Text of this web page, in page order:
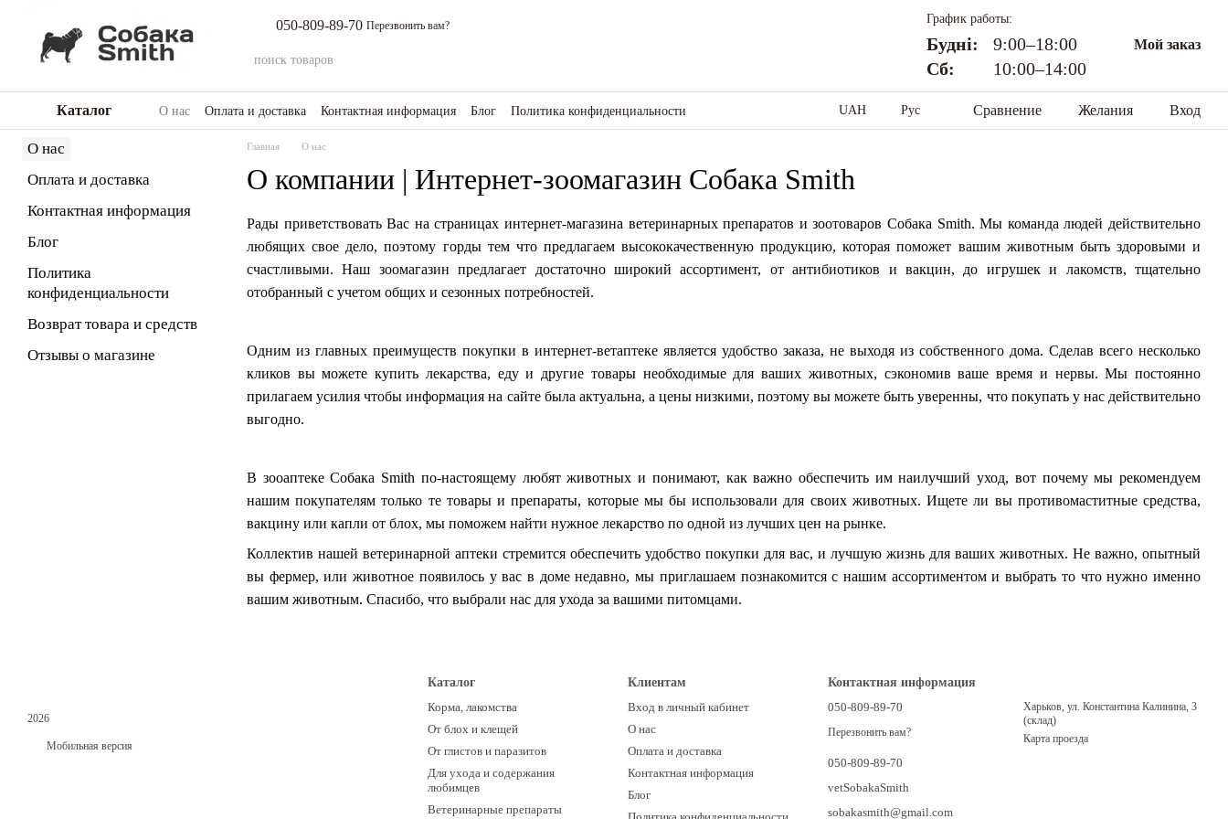
050-809-89-70 Перезвонить вам?
График работы:
Будні:
9:00–18:00
Сб:
10:00–14:00
Мой заказ
Каталог О нас Оплата и доставка Контактная информация Блог
Политика конфиденциальности
Возврат товара и средств
Отзывы о магазине
UAH Рус Сравнение Желания Вход
Главная О нас
О компании | Интернет-зоомагазин Собака Smith
Рады приветствовать Вас на страницах интернет-магазина ветеринарных препаратов и зоотоваров Собака Smith. Мы команда людей действительно
любящих свое дело, поэтому горды тем что предлагаем высококачественную продукцию, которая поможет вашим животным быть здоровыми и
счастливыми. Наш зоомагазин предлагает достаточно широкий ассортимент, от антибиотиков и вакцин, до игрушек и лакомств,тщательно
отобранный с учетом общих и сезонных потребностей.
Одним из главных преимуществ покупки в интернет-ветаптеке является удобство заказа, не выходя из собственного дома. Сделав всего несколько
кликов вы можете купить лекарства, еду и другие товары необходимые для ваших животных, сэкономив ваше время и нервы. Мы постоянно
прилагаем усилия чтобы информация на сайте была актуальна, а цены низкими, поэтому вы можете быть уверенны, что покупать у нас действительно
выгодно.
В зооаптеке Собака Smith по-настоящему любят животных и понимают, как важно обеспечить им наилучший уход, вот почему мы рекомендуем
нашим покупателям только те товары и препараты, которые мы бы использовали для своих животных. Ищете ли вы противомаститные средства,
вакцину или капли от блох, мы поможем найти нужное лекарство по одной из лучших цен на рынке.
Коллектив нашей ветеринарной аптеки стремится обеспечить удобство покупки для вас, и лучшую жизнь для ваших животных. Не важно, опытный
вы фермер, или животное появилось у вас в доме недавно, мы приглашаем познакомится с нашим ассортиментом и выбрать то что нужно именно
вашим животным. Спасибо, что выбрали нас для ухода за вашими питомцами.
О нас
Оплата и доставка
Контактная информация
Блог
Политика
конфиденциальности
Возврат товара и средств
Отзывы о магазине
2026
Мобильная версия
Каталог
Корма, лакомства
От блох и клещей
От глистов и паразитов
Для ухода и содержания
любимцев
Ветеринарные препараты
Клиентам
Вход в личный кабинет
О нас
Оплата и доставка
Контактная информация
Блог
Контактная информация
050-809-89-70
Перезвонить вам?
050-809-89-70
vetSobakaSmith
sobakasmith@gmail.com
Харьков, ул. Константина Калинина, 3
(склад)
Карта проезда